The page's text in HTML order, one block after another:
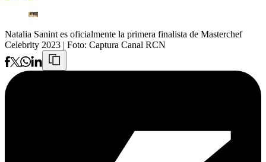
Natalia Sanint es oficialmente la primera finalista de Masterchef
Celebrity 2023 | Foto: Captura Canal RCN